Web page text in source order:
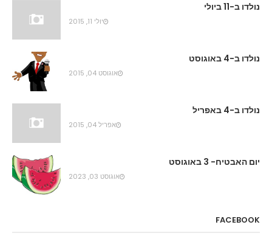
נולדו ב-11 ביולי
יולי 11, 2015
נולדו ב-4 באוגוסט
אוגוסט 04, 2015
נולדו ב-4 באפריל
אפריל 04, 2015
יום האבטיח- 3 באוגוסט
אוגוסט 03, 2023
FACEBOOK